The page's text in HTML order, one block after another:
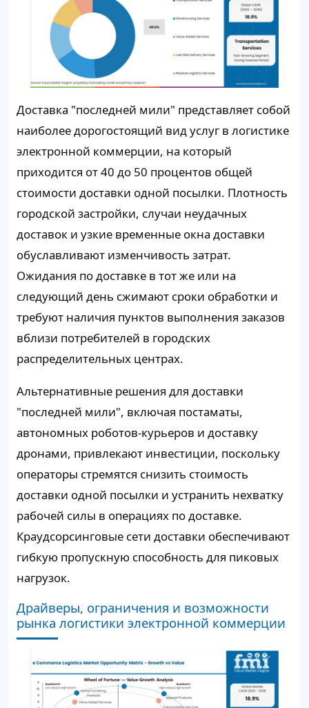
Доставка "последней мили" представляет собой
наиболее дорогостоящий вид услуг в логистике
электронной коммерции, на который
приходится от 40 до 50 процентов общей
стоимости доставки одной посылки. Плотность
городской застройки, случаи неудачных
доставок и узкие временные окна доставки
обуславливают изменчивость затрат.
Ожидания по доставке в тот же или на
следующий день сжимают сроки обработки и
требуют наличия пунктов выполнения заказов
вблизи потребителей в городских
распределительных центрах.
Альтернативные решения для доставки
"последней мили", включая постаматы,
автономных роботов-курьеров и доставку
дронами, привлекают инвестиции, поскольку
операторы стремятся снизить стоимость
доставки одной посылки и устранить нехватку
рабочей силы в операциях по доставке.
Краудсорсинговые сети доставки обеспечивают
гибкую пропускную способность для пиковых
нагрузок.
Драйверы, ограничения и возможности
рынка логистики электронной коммерции